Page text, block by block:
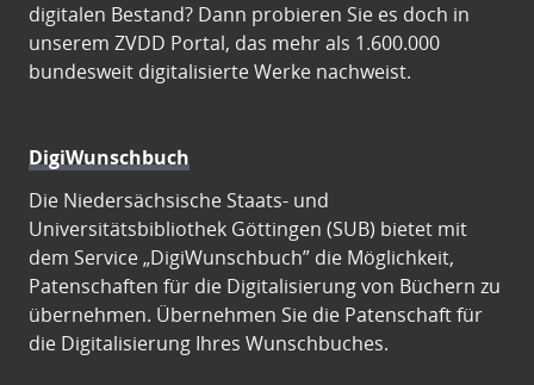
digitalen Bestand? Dann probieren Sie es doch in
unserem ZVDD Portal, das mehr als 1.600.000
bundesweit digitalisierte Werke nachweist.
DigiWunschbuch
Die Niedersächsische Staats- und
Universitätsbibliothek Göttingen (SUB) bietet mit
dem Service „DigiWunschbuch” die Möglichkeit,
Patenschaften für die Digitalisierung von Büchern zu
übernehmen. Übernehmen Sie die Patenschaft für
die Digitalisierung Ihres Wunschbuches.